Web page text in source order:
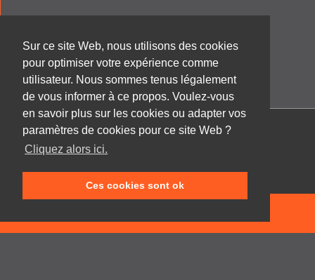
Sur ce site Web, nous utilisons des cookies
pour optimiser votre expérience comme
utilisateur. Nous sommes tenus légalement
de vous informer à ce propos. Voulez-vous
en savoir plus sur les cookies ou adapter vos
paramètres de cookies pour ce site Web ?
Cliquez alors ici.
Ces cookies sont ok
Cabinet d'architecture Frank GRUWEZ bvba
9700 Oudenaarde
T +32 (0)55 45 53 63
Speldenstraat 10